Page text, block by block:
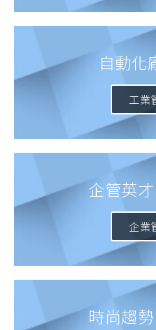
自動化
工業
企管英
企業
時尚趨